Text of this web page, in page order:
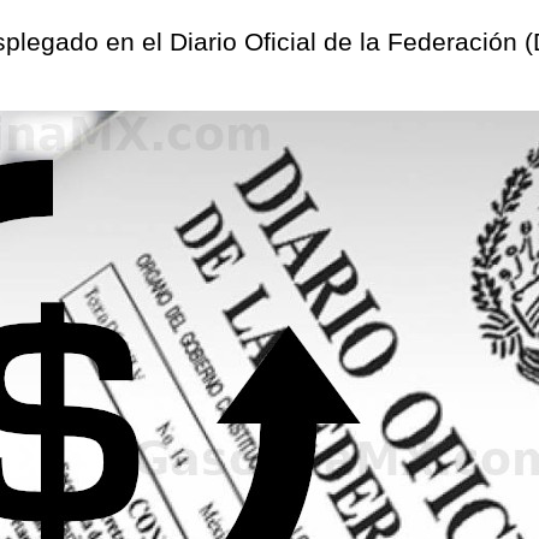
en el Diario Oficial de la Federación